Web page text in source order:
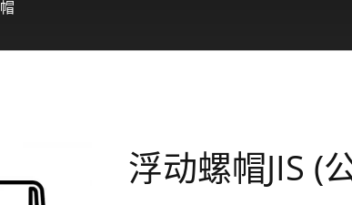
浮动螺帽JIS (